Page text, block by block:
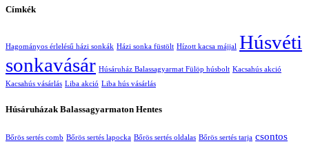
Címkék
Hagományos érlelésű házi sonkák Házi sonka füstölt Hízott kacsa májjal Húsvéti
sonkavásár Húsáruház Balassagyarmat Fülöp húsbolt Kacsahús akció
Kacsahús vásárlás Liba akció Liba hús vásárlás
Húsáruházak Balassagyarmaton Hentes
Bőrös sertés comb Bőrös sertés lapocka Bőrös sertés oldalas Bőrös sertés tarja csontos